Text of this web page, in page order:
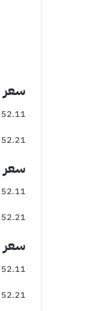
سعر
52.11 جنيه للشراء
52.21 جنيه للبيع
سعر
52.11 جنيه للشراء
52.21 جنيه للبيع
سعر
52.11 جنيه للشراء
52.21 جنيه للبيع